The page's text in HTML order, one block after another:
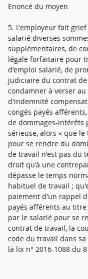
Enoncé du moyen
5. L'employeur fait
salarié diverses
supplémentaires, de
légale forfaitaire pour
d'emploi salarié, de
judiciaire du contrat
condamner à verser
d'indemnité
congés payés
de dommages-intérêts
sérieuse, alors « que
pour se rendre du
de travail n'est pas du
droit qu'à une
dépasse le temps
habituel de travail ;
paiement d'un rappel
payés afférents au
par le salarié pour se
contrat de travail, la
code du travail dans
la loi n° 2016-1088 du